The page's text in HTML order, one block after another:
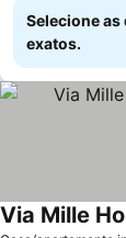
Selecione
exatos.